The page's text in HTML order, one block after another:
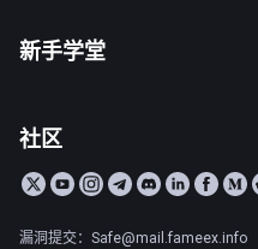
新手学堂
社区
漏洞提交：Safe@mail.fameex.info